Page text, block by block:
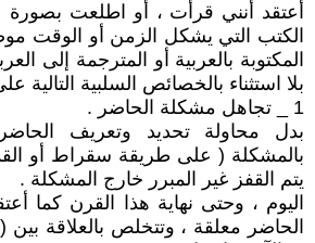
أعتقد أنني قرأت ، أو اطلعت
الكتب التي يشكل الزمن أو الوقت
المكتوبة بالعربية أو المترجمة إلى
بلا استثناء بالخصائص السلبية التالية
1 _ تجاهل مشكلة الحاضر .
بدل محاولة تحديد وتعريف
بالمشكلة ( على طريقة سقراط أو
يتم القفز غير المبرر خارج المشكلة .
اليوم ، وحتى نهاية هذا القرن كما
الحاضر معلقة ، وتتخلص بالعلاقة بين (